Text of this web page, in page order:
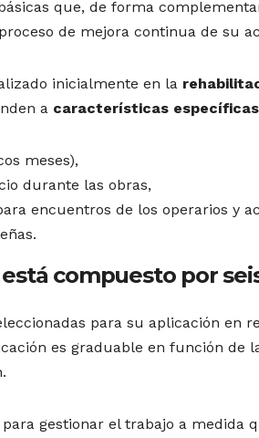
que, de forma
de mejora continua de su
inicialmente en la
a características específicas
meses),
durante las obras,
encuentros de los operarios y
compuesto por
para su aplicación en
es graduable en función de
gestionar el trabajo a medida